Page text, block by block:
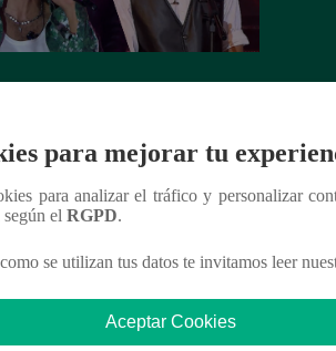
Mateospara mejorar tu
para analizar el tráfico y personalizar
según el RGPD.
se utilizan tus datos te invitamos leer
Aceptar Cookies